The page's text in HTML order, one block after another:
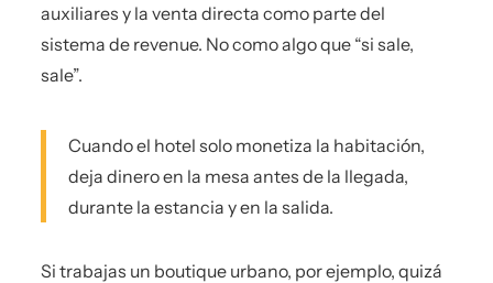
auxiliares y la venta directa como parte del
sistema de revenue. No como algo que “si sale,
sale”.
Cuando el hotel solo monetiza la habitación,
deja dinero en la mesa antes de la llegada,
durante la estancia y en la salida.
Si trabajas un boutique urbano, por ejemplo, quizá